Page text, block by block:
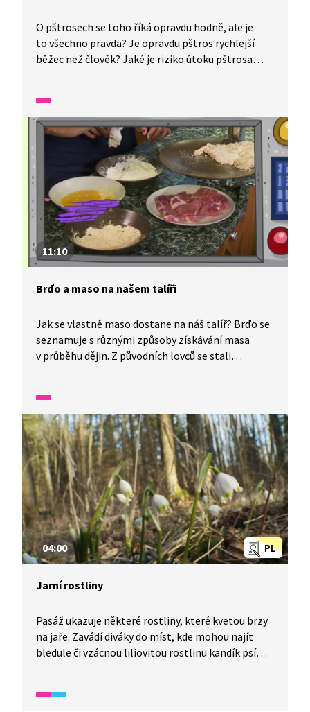
O pštrosech se toho říká opravdu hodně, ale je
to všechno pravda? Je opravdu pštros rychlejší
běžec než člověk? Jaké je riziko útoku pštrosa
otázky a mnohem víc se dozvíte z našeho videa.
11:10
Brďo a maso na našem talíři
Jak se vlastně maso dostane na náš talíř? Brďo se
seznamuje s různými způsoby získávání masa
v průběhu dějin. Z původních lovců se stali
druhů a dále zpracovává. Pro malé kuchaře je zde
i návod na přípravu masitého pokrmu.
PL
04:00
Jarní rostliny
Pasáž ukazuje některé rostliny, které kvetou brzy
na jaře. Zavádí diváky do míst, kde mohou najít
bledule či vzácnou liliovitou rostlinu kandík psí